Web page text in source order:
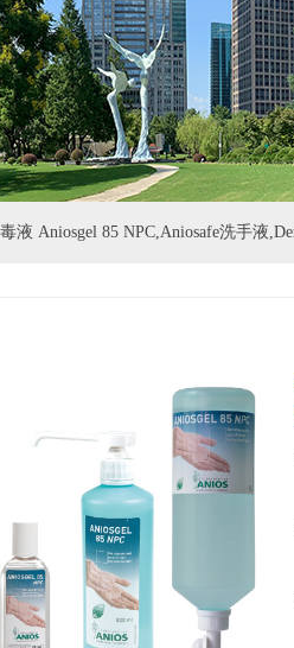
液 Aniosgel 85 NPC,Aniosafe洗手液